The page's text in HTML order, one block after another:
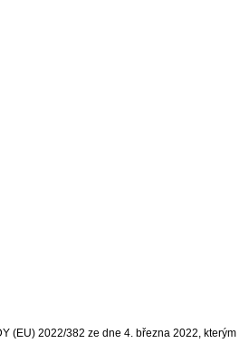
(EU) 2022/382 ze dne 4. března 2022, kterým